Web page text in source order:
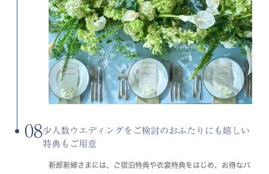
08少人数ウエディングをご検討のおふたりにも嬉しい
特典もご用意
新郎新婦さまには、ご宿泊特典や衣裳特典をはじめ、お得なパ